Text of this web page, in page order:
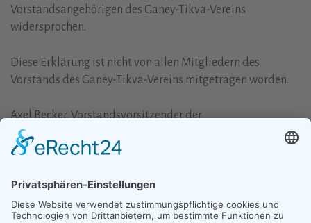
Vorstandsangehörigen des Ganey-Tikva-Vereins
widersprochen.
Diese Erklärung ist nicht von allen Mitgliedern des
Vorstands des Ganey-Tikva-Vereins mitgetragen worden.
Axel Becker, Vorstandsvorsitzender der
Städtepartnerschaft Bergisch Gladbach-Beit Jala e.V., bat
Frau Hemming mehrmals schriftlich um eine Begründung
nicht vor. Und dennoch: Wir werden uns weiterhin für eine
konstruktive Arbeit der Städtepartnerschaften von
Bergisch Gladbach in den Nahen Osten einsetzen.